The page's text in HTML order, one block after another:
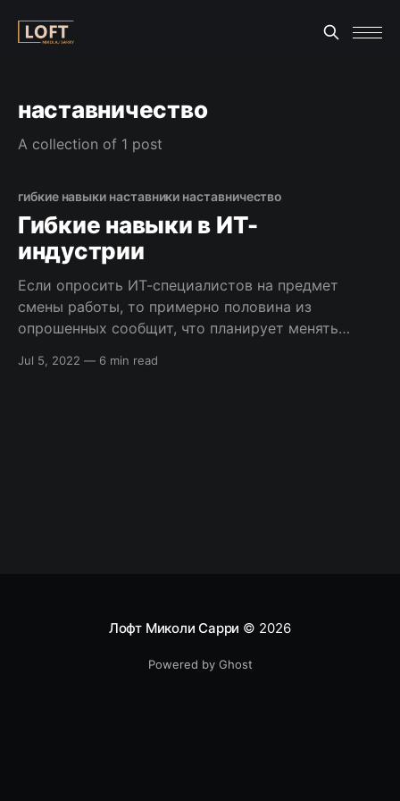
наставничество
A collection of 1 post
гибкие навыки наставники наставничество
Гибкие навыки в ИТ-
индустрии
Если опросить ИТ-специалистов на предмет
смены работы, то примерно половина из
опрошенных сообщит, что планирует менять
узнать есть ли в компании где они сейчас
Jul 5, 2022 — 6 min read
Лофт Миколи Сарри © 2026
Powered by Ghost